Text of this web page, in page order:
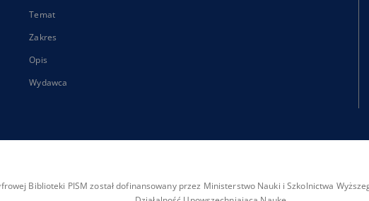
Temat
Zakres
Opis
Wydawca
Biblioteki PISM został dofinansowany przez Ministerstwo Nauki i Szkolnictwa